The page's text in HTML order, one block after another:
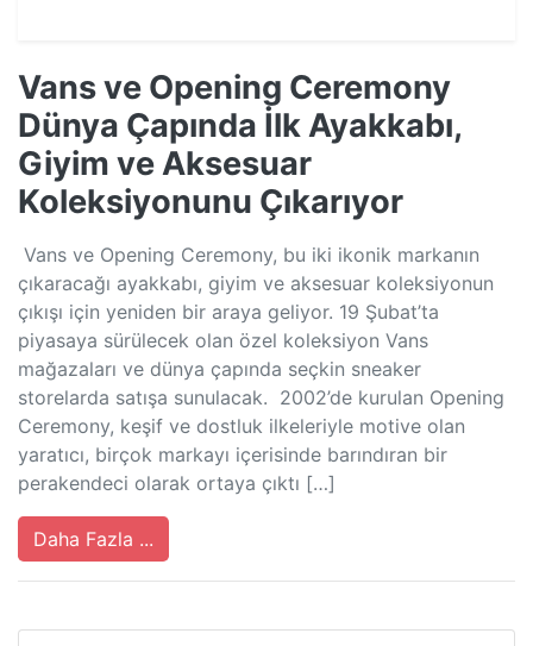
Vans ve Opening Ceremony
Dünya Çapında İlk Ayakkabı,
Giyim ve Aksesuar
Koleksiyonunu Çıkarıyor
Vans ve Opening Ceremony, bu iki ikonik markanın
çıkaracağı ayakkabı, giyim ve aksesuar koleksiyonun
çıkışı için yeniden bir araya geliyor. 19 Şubat’ta
piyasaya sürülecek olan özel koleksiyon Vans
mağazaları ve dünya çapında seçkin sneaker
storelarda satışa sunulacak. 2002’de kurulan Opening
Ceremony, keşif ve dostluk ilkeleriyle motive olan
yaratıcı, birçok markayı içerisinde barındıran bir
perakendeci olarak ortaya çıktı […]
Daha Fazla ...